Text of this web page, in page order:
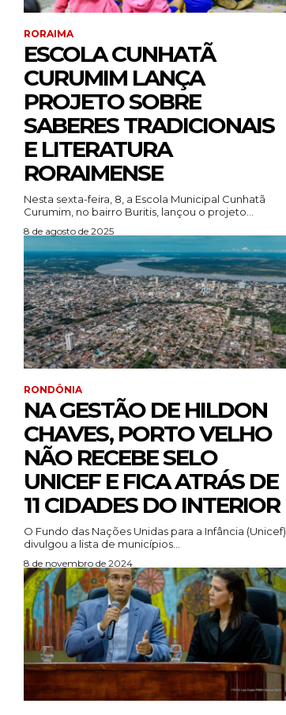
RORAIMA
ESCOLA CUNHATÃ
CURUMIM LANÇA
PROJETO SOBRE
SABERES TRADICIONAIS
E LITERATURA
RORAIMENSE
Nesta sexta-feira, 8, a Escola Municipal Cunhatã
Curumim, no bairro Buritis, lançou o projeto...
8 de agosto de 2025
RONDÔNIA
NA GESTÃO DE HILDON
CHAVES, PORTO VELHO
NÃO RECEBE SELO
UNICEF E FICA ATRÁS DE
11 CIDADES DO INTERIOR
O Fundo das Nações Unidas para a Infância (Unicef)
divulgou a lista de municípios...
8 de novembro de 2024